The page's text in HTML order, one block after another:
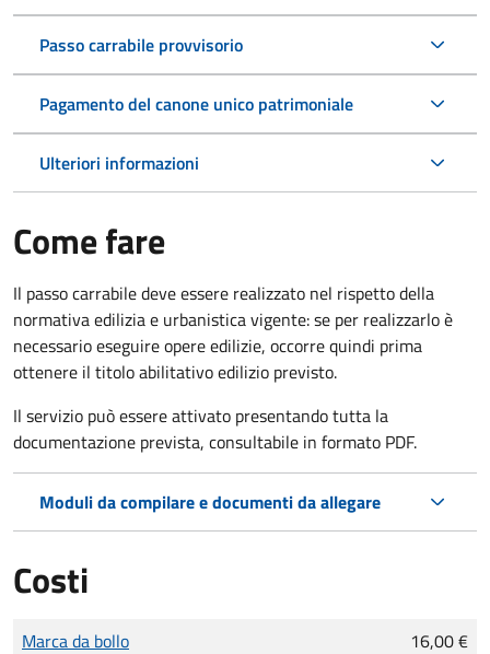
Passo carrabile provvisorio
Pagamento del canone unico patrimoniale
Ulteriori informazioni
Come fare
Il passo carrabile deve essere realizzato nel rispetto della
normativa edilizia e urbanistica vigente: se per realizzarlo è
necessario eseguire opere edilizie, occorre quindi prima
ottenere il titolo abilitativo edilizio previsto.
Il servizio può essere attivato presentando tutta la
documentazione prevista, consultabile in formato PDF.
Moduli da compilare e documenti da allegare
Costi
Tipo di pagamento
Importo
Marca da bollo 16,00 €